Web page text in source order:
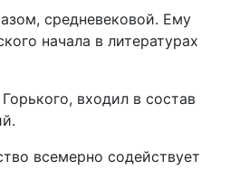
средневековой. Ему
начала в литературах
входил в состав
всемерно содействует